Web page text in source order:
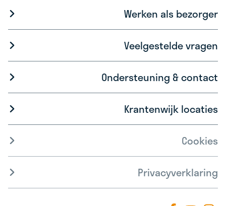
Werken als bezorger
Veelgestelde vragen
Ondersteuning & contact
Krantenwijk locaties
Cookies
Privacyverklaring